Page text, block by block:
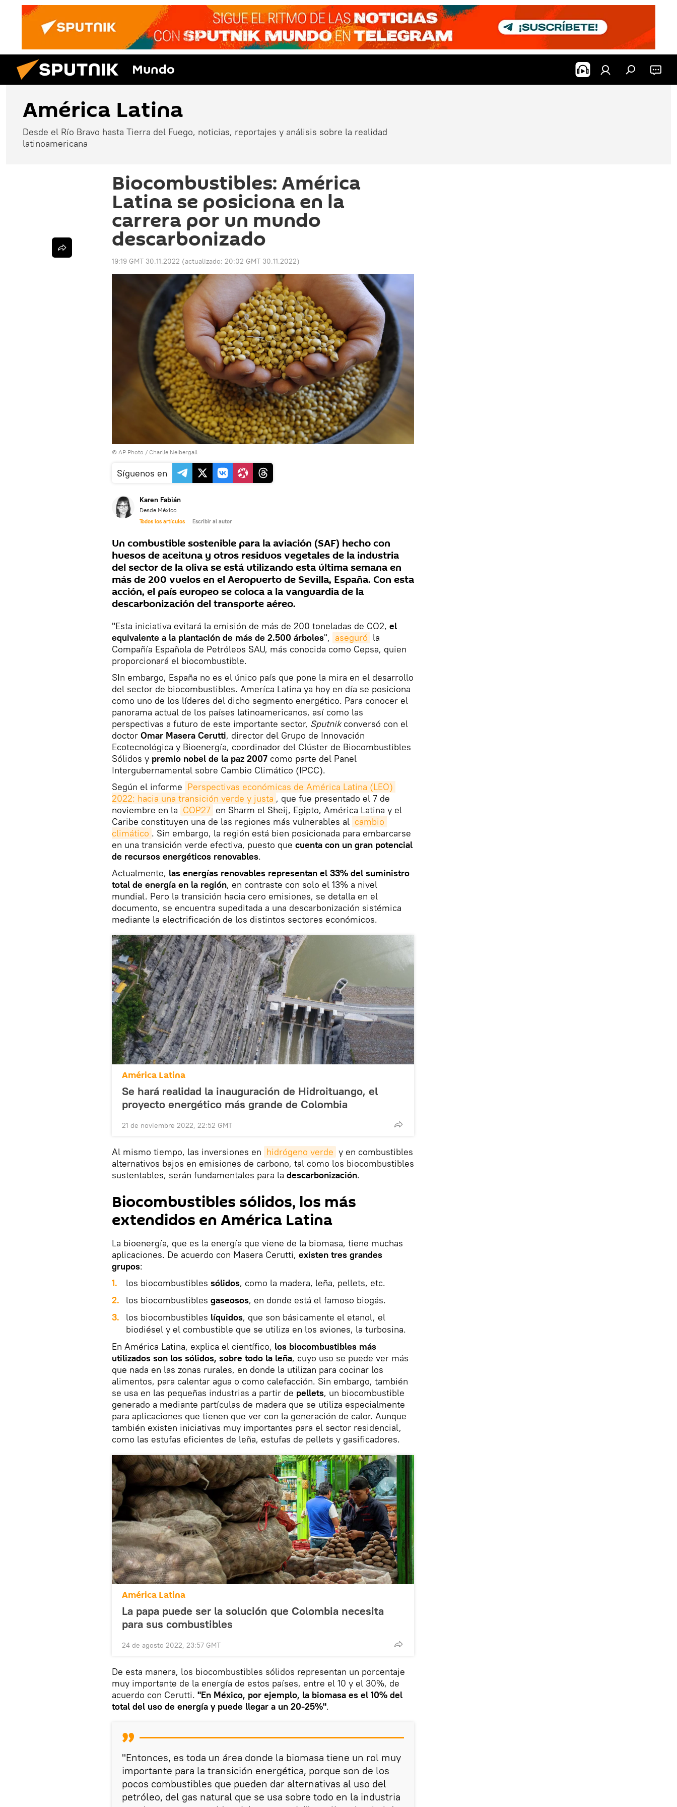
Mundo
América Latina
Desde el Río Bravo hasta Tierra del Fuego, noticias, reportajes y análisis sobre la realidad
latinoamericana
Biocombustibles: América
Latina se posiciona en la
carrera por un mundo
descarbonizado
19:19 GMT 30.11.2022 (actualizado: 20:02 GMT 30.11.2022)
© AP Photo / Charlie Neibergall
Síguenos en
Karen Fabián
Desde México
Todos los artículos Escribir al autor
Un combustible sostenible para la aviación (SAF) hecho con
huesos de aceituna y otros residuos vegetales de la industria
del sector de la oliva se está utilizando esta última semana en
más de 200 vuelos en el Aeropuerto de Sevilla, España. Con esta
acción, el país europeo se coloca a la vanguardia de la
descarbonización del transporte aéreo.
"Esta iniciativa evitará la emisión de más de 200 toneladas de CO2, el
equivalente a la plantación de más de 2.500 árboles", aseguró la
Compañía Española de Petróleos SAU, más conocida como Cepsa, quien
proporcionará el biocombustible.
SIn embargo, España no es el único país que pone la mira en el desarrollo
del sector de biocombustibles. Ameríca Latina ya hoy en día se posiciona
como uno de los líderes del dicho segmento energético. Para conocer el
panorama actual de los países latinoamericanos, así como las
perspectivas a futuro de este importante sector, Sputnikconversó con el
doctor Omar Masera Cerutti, director del Grupo de Innovación
Ecotecnológica y Bioenergía, coordinador del Clúster de Biocombustibles
Sólidos y premio nobel de la paz 2007 como parte del Panel
Intergubernamental sobre Cambio Climático (IPCC).
Según el informe Perspectivas económicas de América Latina (LEO)
2022: hacia una transición verde y justa , que fue presentado el 7 de
noviembre en la COP27 en Sharm el Sheij, Egipto, América Latina y el
Caribe constituyen una de las regiones más vulnerables al cambio
climático . Sin embargo, la región está bien posicionada para embarcarse
en una transición verde efectiva, puesto que cuenta con un gran potencial
de recursos energéticos renovables.
Actualmente, las energías renovables representan el 33% del suministro
total de energía en la región, en contraste con solo el 13% a nivel
mundial. Pero la transición hacia cero emisiones, se detalla en el
documento, se encuentra supeditada a una descarbonización sistémica
mediante la electrificación de los distintos sectores económicos.
América Latina
Se hará realidad la inauguración de Hidroituango, el
proyecto energético más grande de Colombia
21 de noviembre 2022, 22:52 GMT
Al mismo tiempo, las inversiones en hidrógeno verde y en combustibles
alternativos bajos en emisiones de carbono, tal como los biocombustibles
sustentables, serán fundamentales para la descarbonización.
Biocombustibles sólidos, los más
extendidos en América Latina
La bioenergía, que es la energía que viene de la biomasa, tiene muchas
aplicaciones. De acuerdo con Masera Cerutti, existen tres grandes
grupos:
1.
los biocombustibles sólidos, como la madera, leña, pellets, etc.
2.
los biocombustibles gaseosos, en donde está el famoso biogás.
3.
los biocombustibles líquidos, que son básicamente el etanol, el
biodiésel y el combustible que se utiliza en los aviones, la turbosina.
En América Latina, explica el científico, los biocombustibles más
utilizados son los sólidos, sobre todo la leña, cuyo uso se puede ver más
que nada en las zonas rurales, en donde la utilizan para cocinar los
alimentos, para calentar agua o como calefacción. Sin embargo, también
se usa en las pequeñas industrias a partir de pellets, un biocombustible
generado a mediante partículas de madera que se utiliza especialmente
para aplicaciones que tienen que ver con la generación de calor. Aunque
también existen iniciativas muy importantes para el sector residencial,
como las estufas eficientes de leña, estufas de pellets y gasificadores.
América Latina
La papa puede ser la solución que Colombia necesita
para sus combustibles
24 de agosto 2022, 23:57 GMT
De esta manera, los biocombustibles sólidos representan un porcentaje
muy importante de la energía de estos países, entre el 10 y el 30%, de
acuerdo con Cerutti. "En México, por ejemplo, la biomasa es el 10% del
total del uso de energía y puede llegar a un 20-25%".
"Entonces, es toda un área donde la biomasa tiene un rol muy
importante para la transición energética, porque son de los
pocos combustibles que pueden dar alternativas al uso del
petróleo, del gas natural que se usa sobre todo en la industria